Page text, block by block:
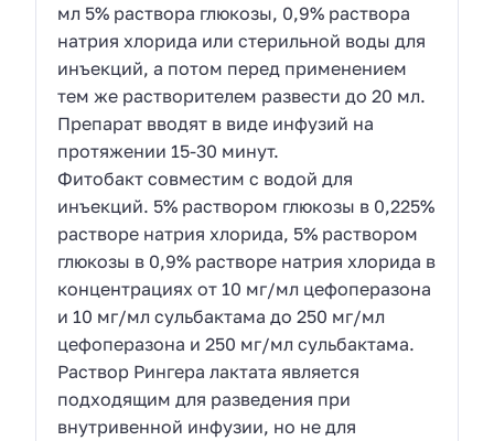
мл 5% раствора глюкозы, 0,9% раствора
натрия хлорида или стерильной воды для
инъекций, а потом перед применением
тем же растворителем развести до 20 мл.
Препарат вводят в виде инфузий на
протяжении 15-30 минут.
Фитобакт совместим с водой для
инъекций. 5% раствором глюкозы в 0,225%
растворе натрия хлорида, 5% раствором
глюкозы в 0,9% растворе натрия хлорида в
концентрациях от 10 мг/мл цефоперазона
и 10 мг/мл сульбактама до 250 мг/мл
цефоперазона и 250 мг/мл сульбактама.
Раствор Рингера лактата является
подходящим для разведения при
внутривенной инфузии, но не для